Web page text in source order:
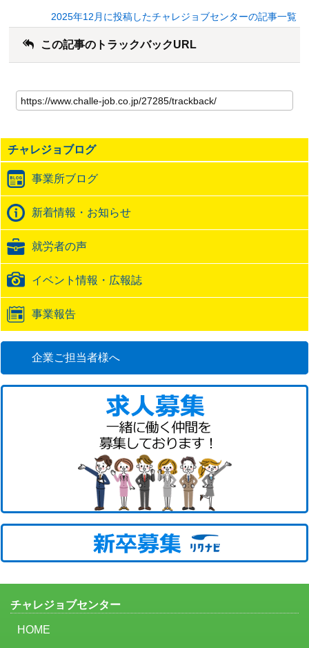
2025年12月に投稿したチャレジョブセンターの記事一覧
この記事のトラックバックURL
の
記
の
ト
ッ
ク
バ
ッ
URL
チャレジョブログ
事業所ブログ
新着情報・お知らせ
就労者の声
イベント情報・広報誌
事業報告
企業ご担当者様へ
チャレジョブセンター
HOME